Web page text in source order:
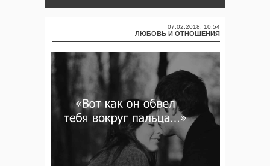
07.02.2018, 10:54
ЛЮБОВЬ И ОТНОШЕНИЯ